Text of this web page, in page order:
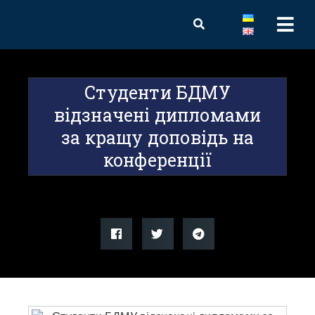
Студенти БДМУ
відзначені дипломами
за кращу доповідь на
конференції